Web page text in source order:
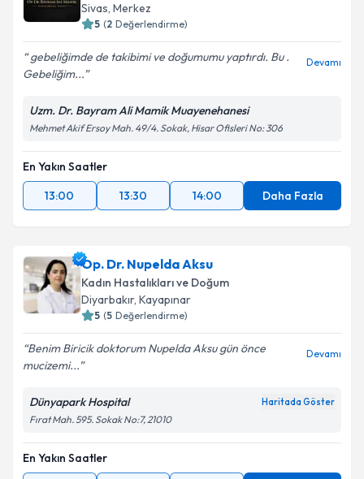
Sivas, Merkez
5 (2 Değerlendirme)
gebeliğimde de takibimi ve doğumumu yaptırdı. Bu .
Gebeliğim...
Devamı
Uzm. Dr. Bayram Ali Mamik Muayenehanesi
Mehmet Akif Ersoy Mah. 49/4. Sokak, Hisar Ofisleri No: 306
En Yakın Saatler
13:00
13:30 14:00 Daha Fazla
Op. Dr. Nupelda Aksu
Kadın Hastalıkları ve Doğum
Diyarbakır, Kayapınar
5 (5 Değerlendirme)
Benim Biricik doktorum Nupelda Aksu gün önce
mucizemi...
Devamı
Dünyapark Hospital Haritada Göster
Fırat Mah. 595. Sokak No:7, 21010
En Yakın Saatler